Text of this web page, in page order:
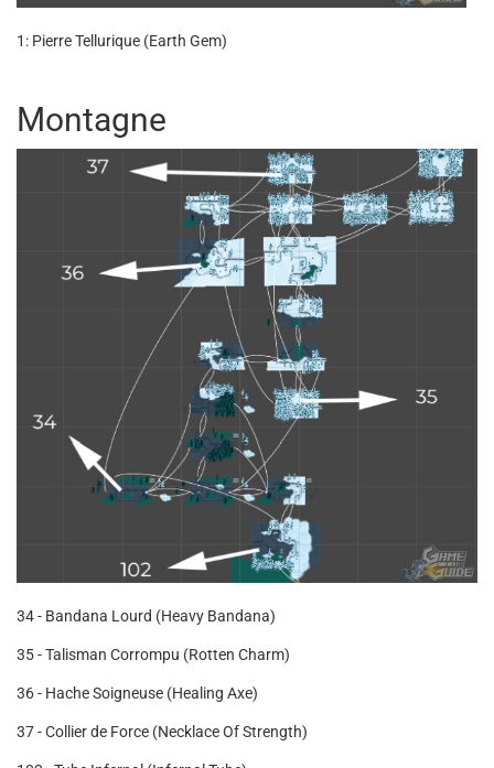
1: Pierre Tellurique (Earth Gem)
Montagne
34 - Bandana Lourd (Heavy Bandana)
35 - Talisman Corrompu (Rotten Charm)
36 - Hache Soigneuse (Healing Axe)
37 - Collier de Force (Necklace Of Strength)